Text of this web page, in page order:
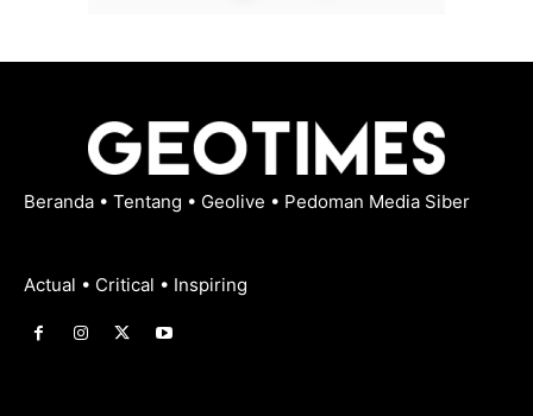
Beranda • Tentang • Geolive • Pedoman Media Siber
Actual • Critical • Inspiring